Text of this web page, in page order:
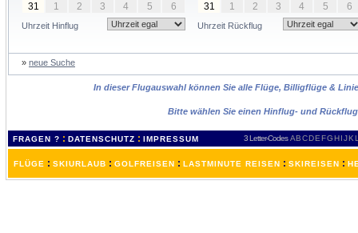
31
1 2 3 4 5 6
Uhrzeit Hinflug
31
1 2 3 4 5 6
Uhrzeit Rückflug
» neue Suche
In dieser Flugauswahl können Sie alle Flüge, Billigflüge &
Bitte wählen Sie einen Hinflug- und
FRAGEN ? : DATENSCHUTZ : IMPRESSUM 3 Letter-Codes ABCDEFGH IJKL
FLÜGE : SKIURLAUB : GOLFREISEN : LASTMINUTE REISEN : SKIREISEN :